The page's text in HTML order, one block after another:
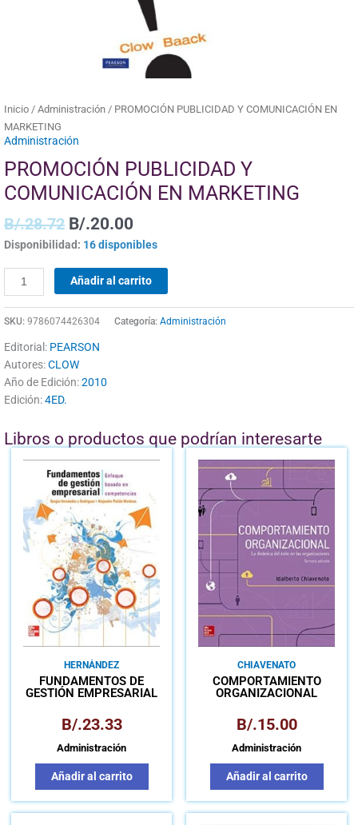
Inicio / Administración / PROMOCIÓN PUBLICIDAD Y COMUNICACIÓN EN
MARKETING
Administración
PROMOCIÓN PUBLICIDAD Y
COMUNICACIÓN EN MARKETING
B/.28.72 B/.20.00
Disponibilidad: 16 disponibles
Añadir al carrito
SKU: 9786074426304 Categoría: Administración
Editorial: PEARSON
Autores:CLOW
Año de Edición:2010
Edición:4ED.
Libros o productos que podrían interesarte
HERNÁNDEZ
FUNDAMENTOS DE
GESTIÓN EMPRESARIAL
B/.23.33
Administración
Añadir al carrito
CHIAVENATO
COMPORTAMIENTO
ORGANIZACIONAL
B/.15.00
Administración
Añadir al carrito